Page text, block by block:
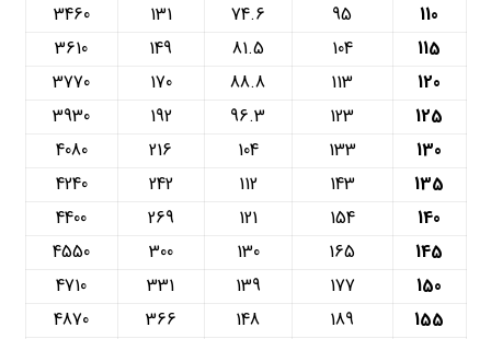
110
95
74.6
131
3460
115
104
81.5
149
3610
120
113
88.8
170
3770
125
123
96.3
192
3930
130
133
104
216
4080
135
143
112
242
4240
140
154
121
269
4400
145
165
130
300
4550
150
177
139
331
4710
155
189
148
366
4870